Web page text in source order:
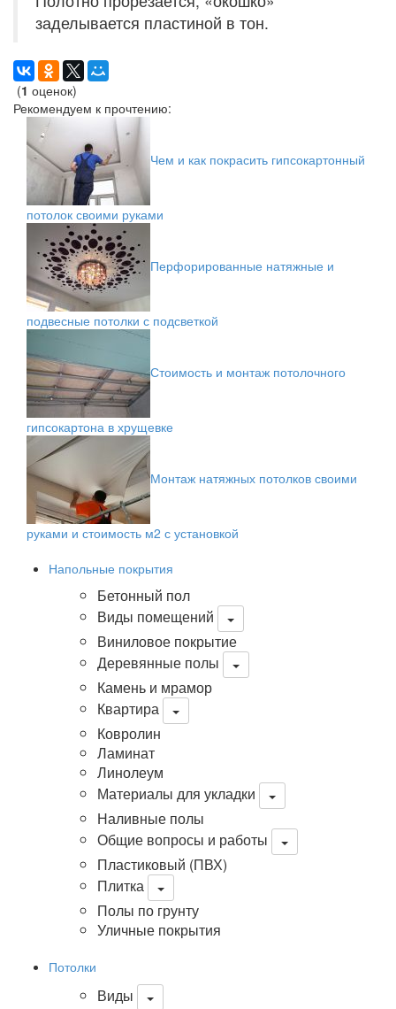
заделывается пластиной в тон.
(1 оценок)
Рекомендуем к прочтению:
Чем и как покрасить гипсокартонный
потолок своими руками
Перфорированные натяжные и
подвесные потолки с подсветкой
Стоимость и монтаж потолочного
гипсокартона в хрущевке
Монтаж натяжных потолков своими
руками и стоимость м2 с установкой
Напольные покрытия
Бетонный пол
Виды помещений
Виниловое покрытие
Деревянные полы
Камень и мрамор
Квартира
Ковролин
Ламинат
Линолеум
Материалы для укладки
Наливные полы
Общие вопросы и работы
Пластиковый (ПВХ)
Плитка
Полы по грунту
Уличные покрытия
Потолки
Виды